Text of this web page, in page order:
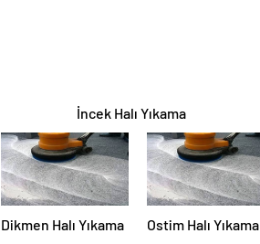
İncek Halı Yıkama
Dikmen Halı Yıkama Ostim Halı Yıkama